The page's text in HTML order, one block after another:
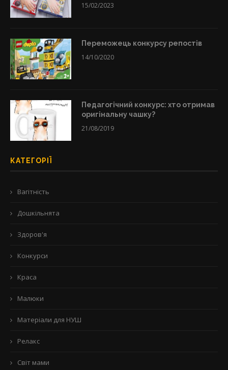
15/02/2023
Переможець конкурсу репостів
14/10/2020
Педагогічний конкурс: хто отримав
оригінальну чашку?
21/08/2019
КАТЕГОРІЇ
Вагітність
Дошкільнята
Здоров'я
Конкурси
Краса
Малюки
Матеріали для НУШ
Релакс
Світ мами